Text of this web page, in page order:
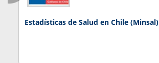
Estadísticas de Salud en Chile (Minsal)